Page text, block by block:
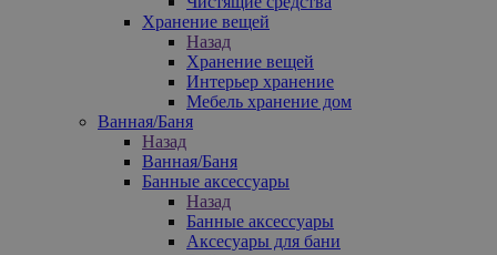
Хранение вещей
Назад
Хранение вещей
Интерьер хранение
Мебель хранение дом
Ванная/Баня
Назад
Ванная/Баня
Банные аксессуары
Назад
Банные аксессуары
Аксесуары для бани